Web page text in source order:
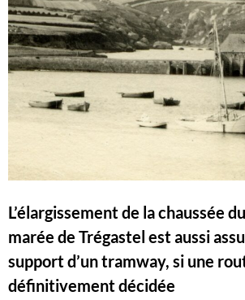
L’élargissement de la chaussée
marée de Trégastel est aussi
support d’un tramway, si une
définitivement décidée